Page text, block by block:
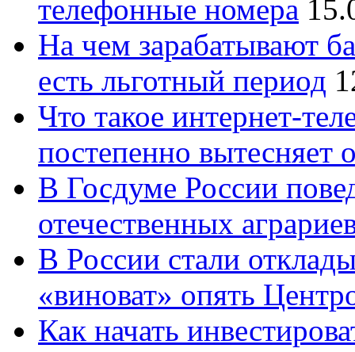
телефонные номера
На чем зарабатывают
есть льготный период
Что такое интернет-
постепенно вытесняет
В Госдуме России
отечественных
В России стали
«виноват» опять
Как начать